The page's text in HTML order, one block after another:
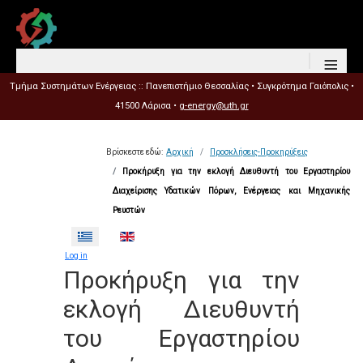
≡
Τμήμα Συστημάτων Ενέργειας :: Πανεπιστήμιο Θεσσαλίας • Συγκρότημα Γαιόπολις •
41500 Λάρισα • g-energy@uth.gr
Βρίσκεστε εδώ: Αρχική Προσκλήσεις-Προκηρύξεις
Προκήρυξη για την εκλογή Διευθυντή του Εργαστηρίου
Διαχείρισης Υδατικών Πόρων, Ενέργειας και Μηχανικής
Ρευστών
Επιλέξτε τη γλώσσα σας
Log in
Προκήρυξη για την
εκλογή Διευθυντή
του Εργαστηρίου